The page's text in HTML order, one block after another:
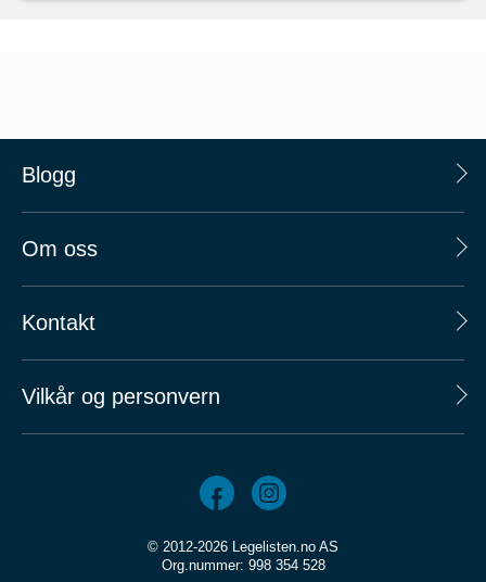
Blogg
Om oss
Kontakt
Vilkår og personvern
© 2012-2026 Legelisten.no AS
Org.nummer: 998 354 528